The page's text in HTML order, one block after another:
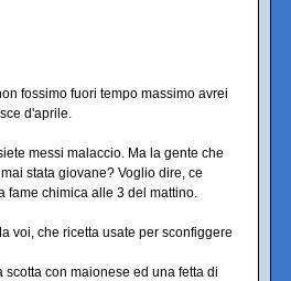
fossimo fuori tempo massimo avrei
d'aprile.
messi malaccio. Ma la gente che
stata giovane? Voglio dire, ce
fame chimica alle 3 del mattino.
voi, che ricetta usate per sconfiggere
con maionese ed una fetta di